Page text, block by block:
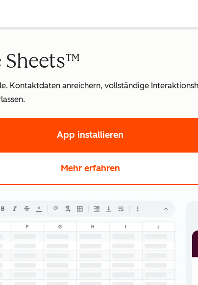
Sheets™
Kontaktdaten anreichern, vollständige
App installieren
Mehr erfahren